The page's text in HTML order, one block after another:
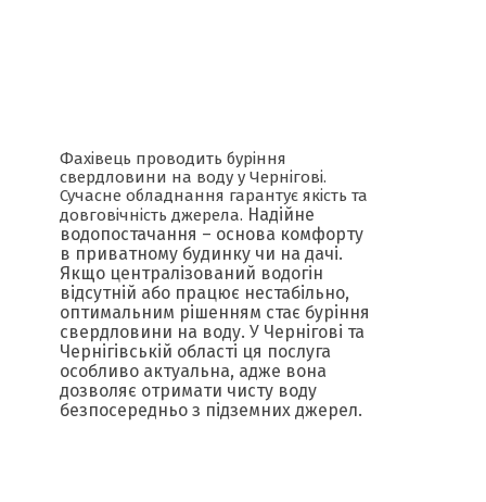
Фахівець проводить буріння
свердловини на воду у Чернігові.
Сучасне обладнання гарантує якість та
довговічність джерела. Надійне
водопостачання – основа комфорту
в приватному будинку чи на дачі.
Якщо централізований водогін
відсутній або працює нестабільно,
оптимальним рішенням стає буріння
свердловини на воду. У Чернігові та
Чернігівській області ця послуга
особливо актуальна, адже вона
дозволяє отримати чисту воду
безпосередньо з підземних джерел.